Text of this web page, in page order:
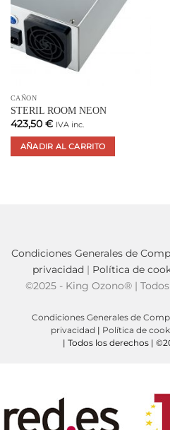
CAÑON
STERIL ROOM NEON
423,50 € IVA inc.
AÑADIR AL CARRITO
Condiciones Generales de
privacidad | Política de
©2025 - King Ozono® |
Condiciones Generales de
privacidad | Política de
| Todos los derechos |